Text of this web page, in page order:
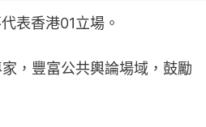
表香港01立場。
，豐富公共輿論場域，鼓勵